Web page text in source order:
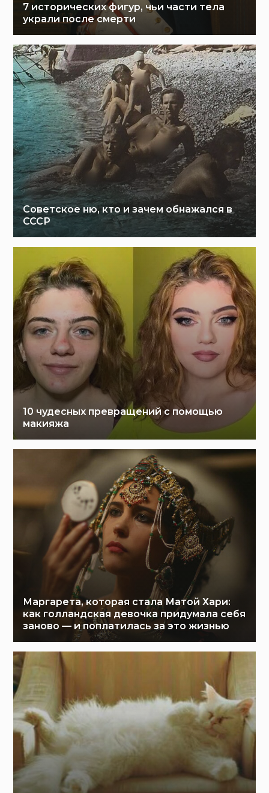
7 исторических фигур, чьи части тела
украли после смерти
Советское ню, кто и зачем обнажался в
СССР
10 чудесных превращений с помощью
макияжа
Маргарета, которая стала Матой Хари:
как голландская девочка придумала себя
заново — и поплатилась за это жизнью